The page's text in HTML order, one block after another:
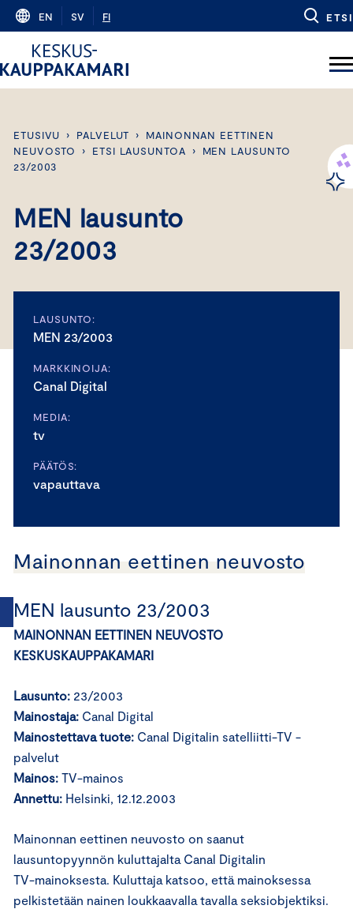
Skip
content
EN SV FI ETSI
ETUSIVU › PALVELUT ›
MAINONNAN EETTINEN
NEUVOSTO
› ETSI LAUSUNTOA ›
MEN LAUSUNTO
23/2003
MEN lausunto
23/2003
LAUSUNTO:
MEN 23/2003
MARKKINOIJA:
Canal Digital
MEDIA:
tv
PÄÄTÖS:
vapauttava
Mainonnan eettinen neuvosto
MEN lausunto 23/2003
MAINONNAN EETTINEN NEUVOSTO
KESKUSKAUPPAKAMARI
Lausunto: 23/2003
Mainostaja: Canal Digital
Mainostettava tuote: Canal Digitalin satelliitti-TV -
palvelut
Mainos: TV-mainos
Annettu: Helsinki, 12.12.2003
Mainonnan eettinen neuvosto on saanut
lausuntopyynnön kuluttajalta Canal Digitalin
TV-mainoksesta. Kuluttaja katsoo, että mainoksessa
pelkistetään nainen loukkaavalla tavalla seksiobjektiksi.